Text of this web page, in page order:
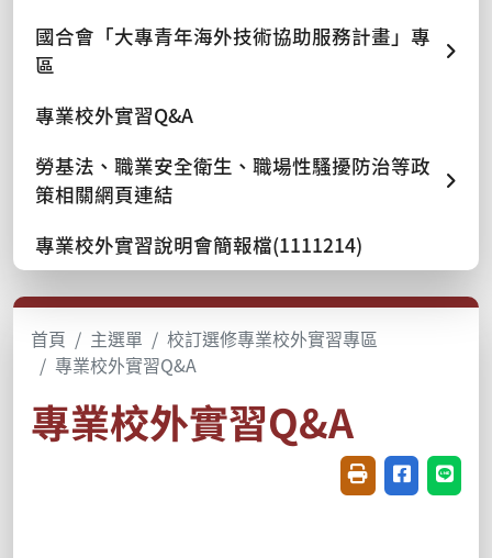
國合會「大專青年海外技術協助服務計畫」專
區
專業校外實習Q&A
勞基法、職業安全衛生、職場性騷擾防治等政
策相關網頁連結
專業校外實習說明會簡報檔(1111214)
首頁 主選單
校訂選修專業校外實習專區
專業校外實習Q&A
專業校外實習Q&A
友善列印(開新視
分享至臉書
分享